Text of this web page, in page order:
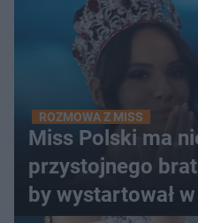
ROZMOWA Z MISS
Miss Polski ma
przystojnego
by wystartował